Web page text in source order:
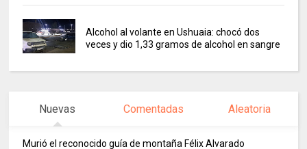
Alcohol al volante en Ushuaia: chocó dos
veces y dio 1,33 gramos de alcohol en sangre
Nuevas Comentadas Aleatoria
Murió el reconocido guía de montaña Félix Alvarado